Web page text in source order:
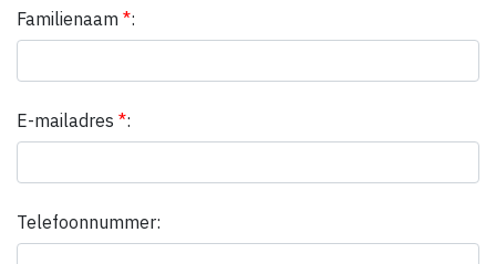
Familienaam *:
E-mailadres *:
Telefoonnummer: